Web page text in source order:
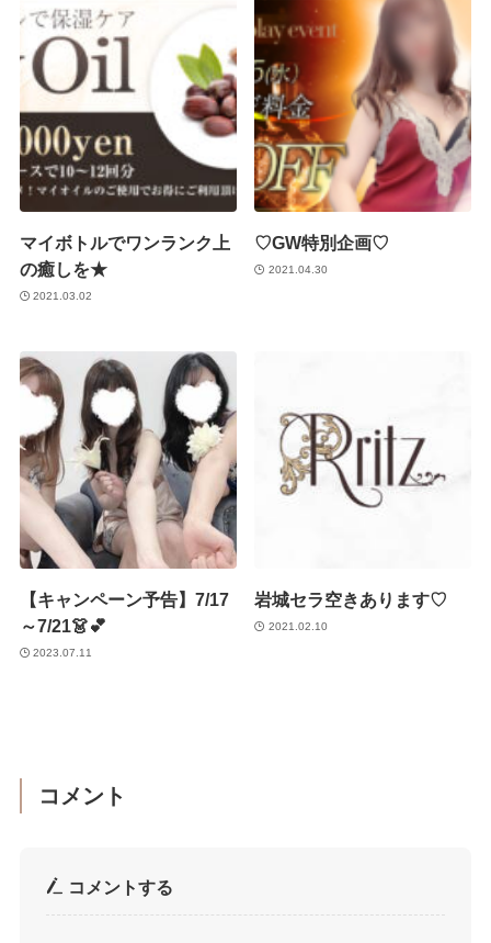
マイボトルでワンランク上
の癒しを★
2021.03.02
♡GW特別企画♡
2021.04.30
【キャンペーン予告】7/17
～7/21👗💕
2023.07.11
岩城セラ空きあります♡
2021.02.10
コメント
コメントする